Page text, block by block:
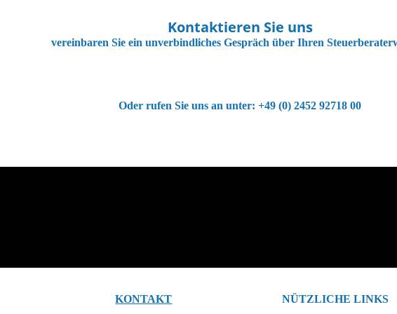
Kontaktieren Sie uns
vereinbaren Sie ein unverbindliches Gespräch über Ihren
Oder rufen Sie uns an unter: +49 (0) 2452 92718 00
KONTAKT NÜTZLICHE LINKS